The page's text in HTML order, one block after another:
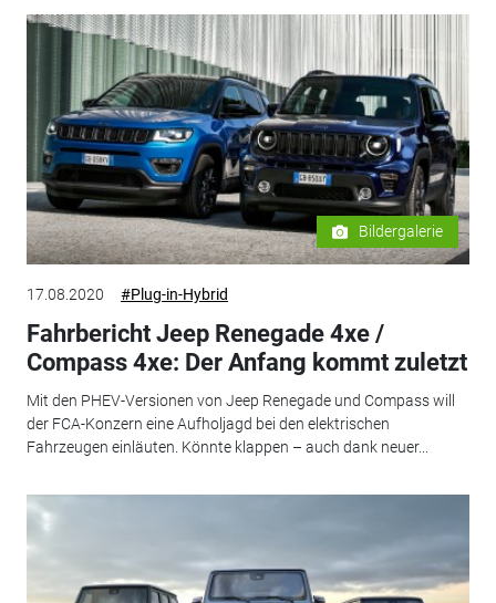
Bildergalerie
17.08.2020 #Plug-in-Hybrid
Fahrbericht Jeep Renegade 4xe /
Compass 4xe: Der Anfang kommt zuletzt
Mit den PHEV-Versionen von Jeep Renegade und Compass will
der FCA-Konzern eine Aufholjagd bei den elektrischen
Fahrzeugen einläuten. Könnte klappen – auch dank neuer...